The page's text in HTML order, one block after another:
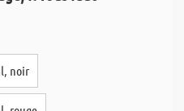
noir